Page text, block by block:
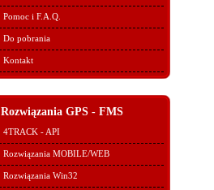
Pomoc i F.A.Q.
Do pobrania
Kontakt
Rozwiązania GPS - FMS
4TRACK - API
Rozwiązania MOBILE/WEB
Rozwiązania Win32